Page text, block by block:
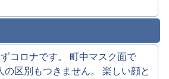
コロナです。 町中マスク面で
の区別もつきません。 楽しい顔と